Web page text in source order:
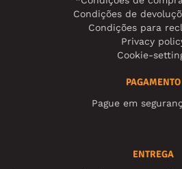
Condições de
Condições para
Privacy
Cookie-
PAGAMENTO
Pague em
ENTREGA